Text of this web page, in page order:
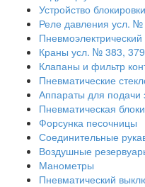
Устройство
Реле давления усл.
Краны усл. № 383,
Клапаны и фильтр
Пневматические
Аппараты для подачи
Пневматическая
Форсунка песочницы
Соединительные
Воздушные
Манометры
Пневматический